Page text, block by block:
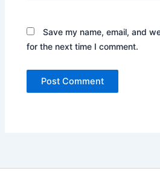
Save my name, email, and
for the next time I comment.